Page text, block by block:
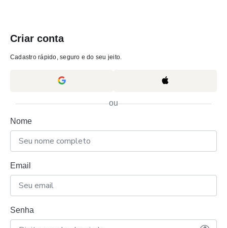
Criar conta
Cadastro rápido, seguro e do seu jeito.
ou
Nome
Email
Senha